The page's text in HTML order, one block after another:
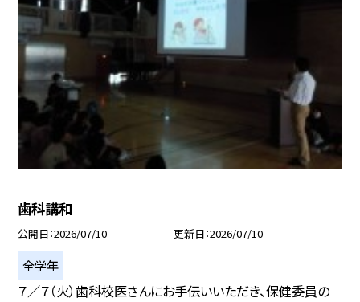
歯科講和
公開日 2026/07/10 更新日 2026/07/10
全学年
７／７（火）歯科校医さんにお手伝いいただき、保健委員の